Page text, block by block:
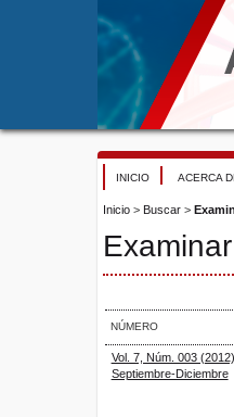
INICIO ACERCA
Inicio > Buscar >
NÚMERO
Vol. 7, Núm. 003
Septiembre-Diciembre